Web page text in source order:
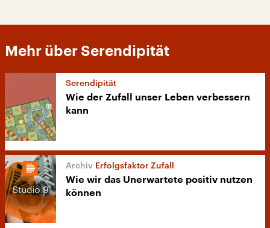
Mehr über Serendipität
Serendipität
Wie der Zufall unser Leben verbessern
kann
Erfolgsfaktor Zufall
Wie wir das Unerwartete positiv nutzen
können